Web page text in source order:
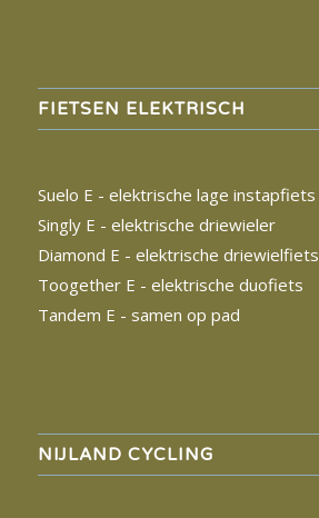
FIETSEN ELEKTRISCH
Suelo E - elektrische lage instapfiets
Singly E - elektrische driewieler
Diamond E - elektrische driewielfiets
Toogether E - elektrische duofiets
Tandem E - samen op pad
NIJLAND CYCLING